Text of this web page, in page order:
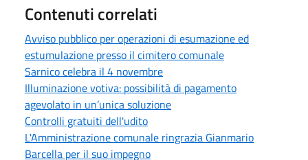
Contenuti correlati
Avviso pubblico per operazioni di esumazione ed
estumulazione presso il cimitero comunale
Sarnico celebra il 4 novembre
Illuminazione votiva: possibilità di pagamento
agevolato in un’unica soluzione
Controlli gratuiti dell'udito
L'Amministrazione comunale ringrazia Gianmario
Barcella per il suo impegno